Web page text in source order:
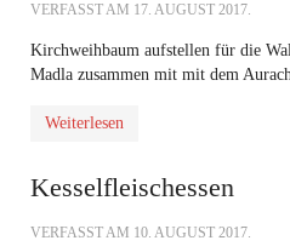
VERFASST AM 17. AUGUST 2017.
Kirchweihbaum aufstellen für die
Madla zusammen mit mit dem
Weiterlesen
Kesselfleischessen
VERFASST AM 10. AUGUST 2017.